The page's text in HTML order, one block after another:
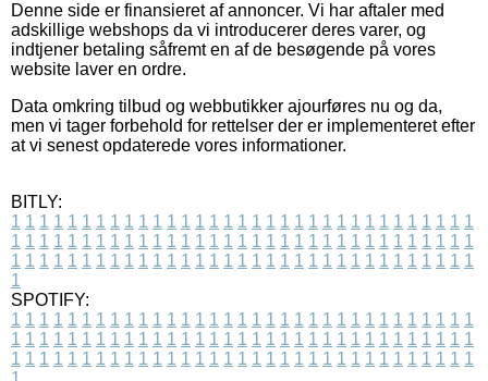
Denne side er finansieret af annoncer. Vi har aftaler med
adskillige webshops da vi introducerer deres varer, og
indtjener betaling såfremt en af de besøgende på vores
website laver en ordre.
Data omkring tilbud og webbutikker ajourføres nu og da,
men vi tager forbehold for rettelser der er implementeret efter
at vi senest opdaterede vores informationer.
BITLY:
1 1 1 1 1 1 1 1 1 1 1 1 1 1 1 1 1 1 1 1 1 1 1 1 1 1 1 1 1 1 1 1 1
1 1 1 1 1 1 1 1 1 1 1 1 1 1 1 1 1 1 1 1 1 1 1 1 1 1 1 1 1 1 1 1 1
1 1 1 1 1 1 1 1 1 1 1 1 1 1 1 1 1 1 1 1 1 1 1 1 1 1 1 1 1 1 1 1 1
1
SPOTIFY:
1 1 1 1 1 1 1 1 1 1 1 1 1 1 1 1 1 1 1 1 1 1 1 1 1 1 1 1 1 1 1 1 1
1 1 1 1 1 1 1 1 1 1 1 1 1 1 1 1 1 1 1 1 1 1 1 1 1 1 1 1 1 1 1 1 1
1 1 1 1 1 1 1 1 1 1 1 1 1 1 1 1 1 1 1 1 1 1 1 1 1 1 1 1 1 1 1 1 1